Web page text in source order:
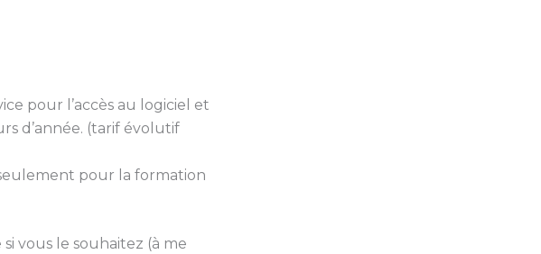
pour l’accès au logiciel et
d’année. (tarif évolutif
pour la formation
si vous le souhaitez (à me